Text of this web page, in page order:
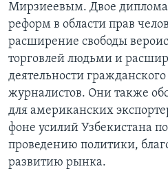
Мирзиеевым. Двое
реформ в области прав
расширение свободы
торговлей людьми и
деятельности
журналистов. Они также
для американских
фоне усилий Узбекистана
проведению политики,
развитию рынка.